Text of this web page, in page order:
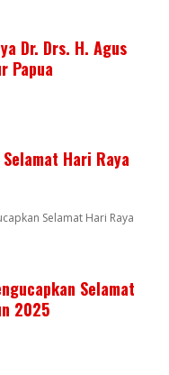
Dr. Drs. H. Agus
Papua
Hari Raya
Selamat Hari Raya
Selamat
2025